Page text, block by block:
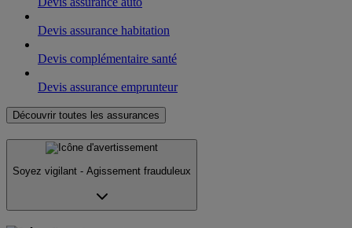
Devis assurance habitation
Devis complémentaire santé
Devis assurance emprunteur
Découvrir toutes les assurances
Soyez vigilant - Agissement frauduleux